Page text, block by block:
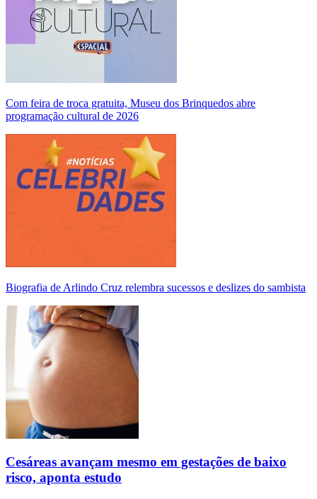
Com feira de troca gratuita, Museu dos Brinquedos abre
programação cultural de 2026
Biografia de Arlindo Cruz relembra sucessos e deslizes do sambista
Cesáreas avançam mesmo em gestações de baixo
risco, aponta estudo